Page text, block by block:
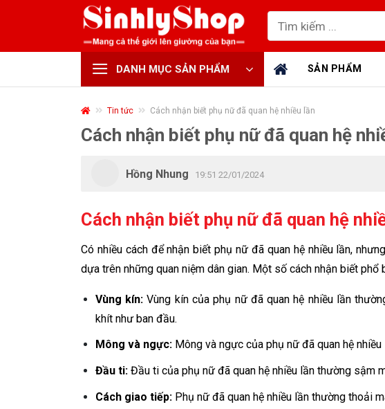
kiếm:
DANH MỤC SẢN PHẨM SẢN PHẨM
Tin tức Cách nhận biết phụ nữ đã quan hệ nhiều lần
Cách nhận biết phụ nữ đã quan hệ
Hồng Nhung 19:51 22/01/2024
Cách nhận biết phụ nữ đã quan hệ
Có nhiều cách để nhận biết phụ nữ đã quan hệ nhiều lần,
dựa trên những quan niệm dân gian. Một số cách nhận biết phổ
Vùng kín: Vùng kín của phụ nữ đã quan hệ nhiều lần
khít như ban đầu.
Mông và ngực:Mông và ngực của phụ nữ đã quan hệ nhiều
Đầu ti:Đầu ti của phụ nữ đã quan hệ nhiều lần thường sậm
Cách giao tiếp:Phụ nữ đã quan hệ nhiều lần thường thoải